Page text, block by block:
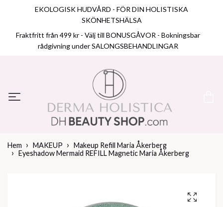
EKOLOGISK HUDVÅRD - FÖR DIN HOLISTISKA
SKÖNHETSHÄLSA
Fraktfritt från 499 kr - Välj till BONUSGÅVOR - Bokningsbar
rådgivning under SALONGSBEHANDLINGAR
Hem MAKEUP
Makeup Refill Maria Åkerberg
Eyeshadow Mermaid REFILL Magnetic Maria Åkerberg